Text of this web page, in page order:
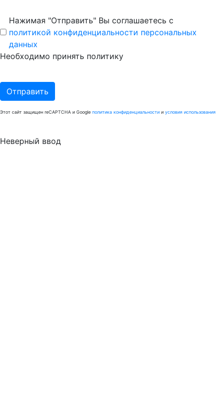
Нажимая "Отправить" Вы соглашаетесь с
политикой конфиденциальности персональных
данных
Необходимо принять политику
Отправить
Этот сайт защищен reCAPTCHA и Google политика конфиденциальности и условия использования
Неверный ввод